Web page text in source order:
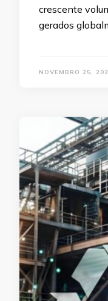
crescente
gerados
NOVEMBRO 25,